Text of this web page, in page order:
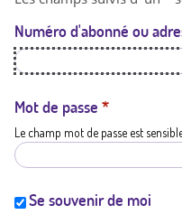
t
a
t
i
Numéro d'abonné ou
Mot de passe *
Le champ mot de passe est
Se souvenir de moi